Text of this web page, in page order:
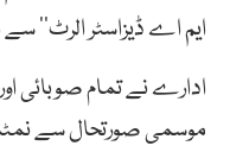
ایم اے ڈیزاسٹر الرٹ‘‘
ادارے نے تمام صوبائی
موسمی صورتحال سے